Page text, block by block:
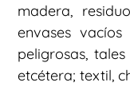
madera,
envases
peligrosas,
etcétera; textil,